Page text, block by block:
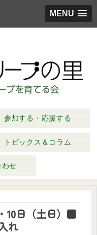
MENU
参加する・応援する
トピックス＆コラム
せ
10日（土日）■
れ